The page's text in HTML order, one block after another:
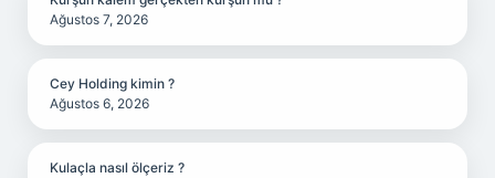
Ağustos 7, 2026
Cey Holding kimin ?
Ağustos 6, 2026
Kulaçla nasıl ölçeriz ?